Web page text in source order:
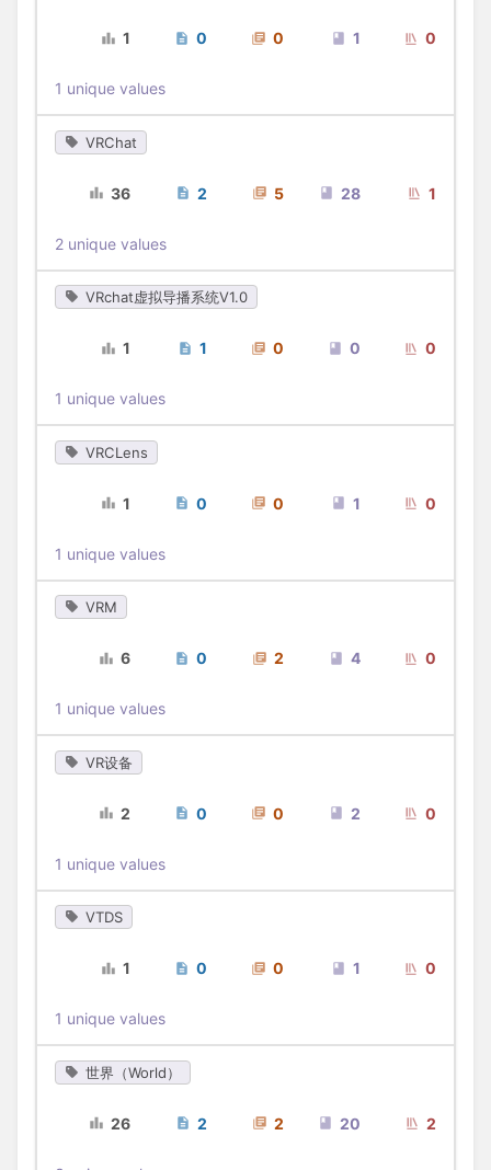
1 0 0 1 0
1 unique values
VRChat
36 2 5 28 1
2 unique values
VRchat虚拟导播系统V1.0
1 1 0 0 0
1 unique values
VRCLens
1 0 0 1 0
1 unique values
VRM
6 0 2 4 0
1 unique values
VR设备
2 0 0 2 0
1 unique values
VTDS
1 0 0 1 0
1 unique values
世界（World）
26 2 2 20 2